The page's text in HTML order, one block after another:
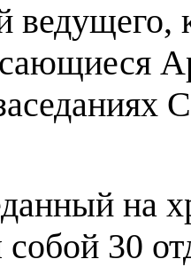
на
собой 30